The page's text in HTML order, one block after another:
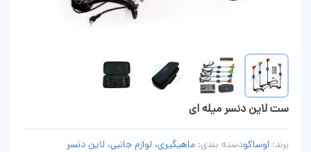
ست لاین دنسر میله ای
برند: اوساکودسته بندی: ماهیگیری، لوازم جانبی، لاین دنسر